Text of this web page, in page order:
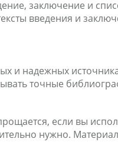
заключение и
введения и
и надежных
точные
если вы
нужно.